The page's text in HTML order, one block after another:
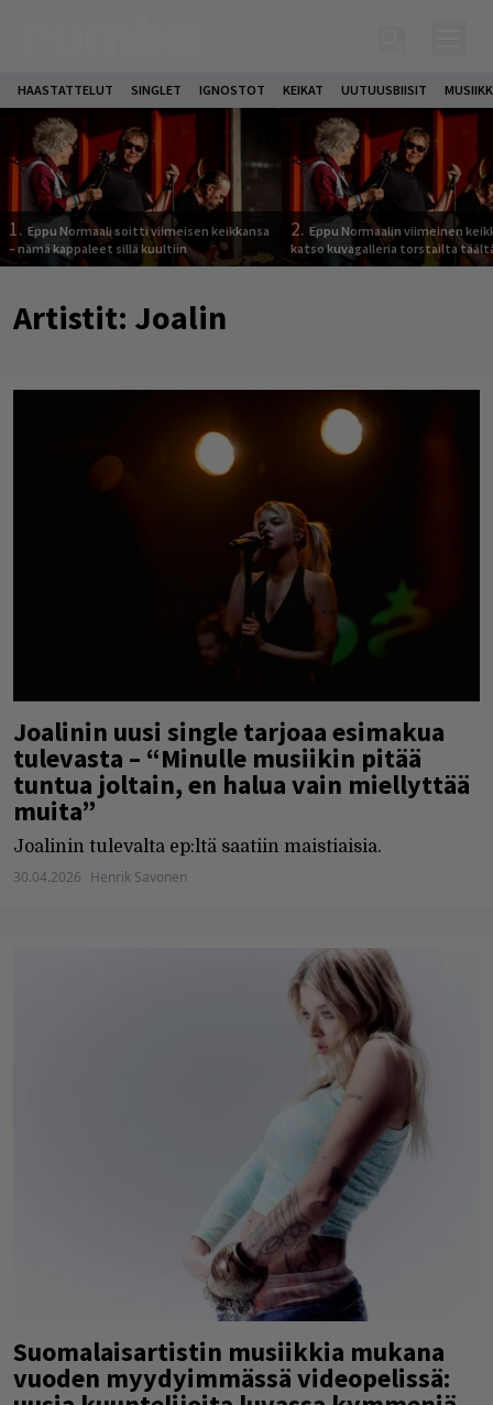
HAASTATTELUT SINGLET IGNOSTOT KEIKAT UUTUUSBIISIT
1. Eppu Normaali soitti viimeisen keikkansa
– nämä kappaleet sillä kuultiin
2. Eppu Normaalin viimeinen
katso kuvagalleria torstailta
Artistit: Joalin
Joalinin uusi single tarjoaa esimakua
tulevasta – “Minulle musiikin pitää
tuntua joltain, en halua vain miellyttää
muita”
Joalinin tulevalta ep:ltä saatiin maistiaisia.
30.04.2026 Henrik Savonen
Suomalaisartistin musiikkia mukana
vuoden myydyimmässä videopelissä: